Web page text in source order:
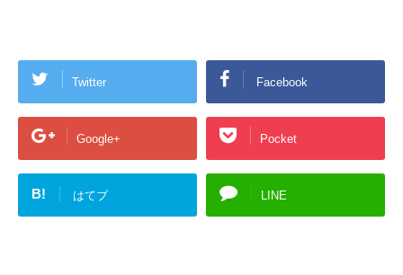
Twitter Facebook
Google+ Pocket
B! はてブ LINE